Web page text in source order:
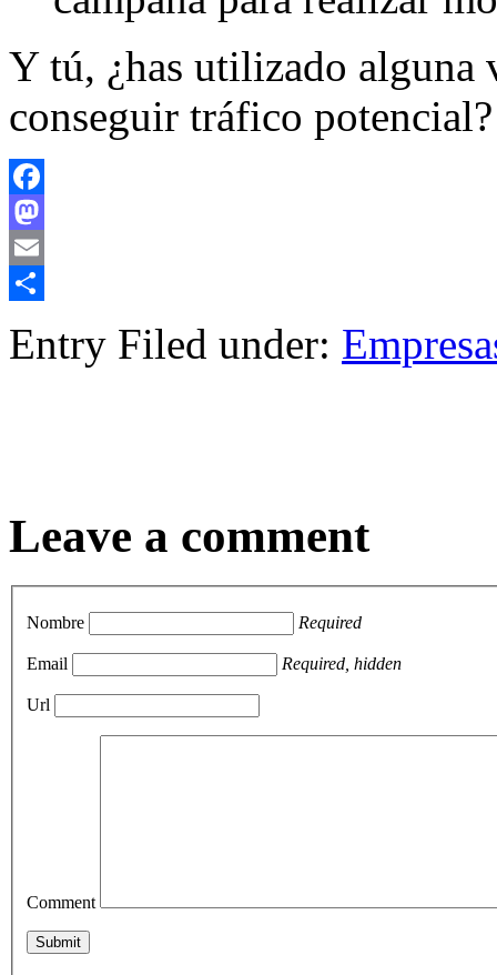
Y tú, ¿has utilizado alguna
conseguir tráfico
Facebook
Mastodon
Email
Entry Filed under:
Leave a comment
Nombre Required
Email Required, hidden
Url
Comment